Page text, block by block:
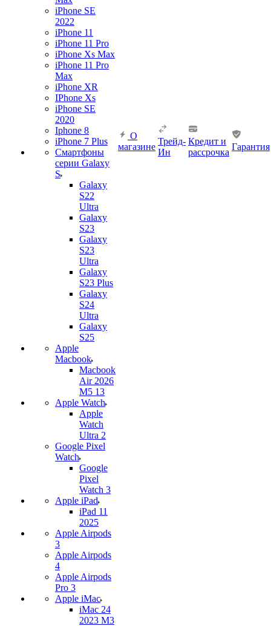
iPhone SE
2022
iPhone 11
iPhone 11 Pro
iPhone Xs Max
iPhone 11 Pro
Max
iPhone XR
IPhone Xs
iPhone SE
2020
Iphone 8
iPhone 7 Plus
Смартфоны
серии Galaxy
S
Galaxy
S22
Ultra
Galaxy
S23
Galaxy
S23
Ultra
Galaxy
S23 Plus
Galaxy
S24
Ultra
Galaxy
S25
Apple
Macbook
Macbook
Air 2026
M5 13
Apple Watch
Apple
Watch
Ultra 2
Google Pixel
Watch
Google
Pixel
Watch 3
Apple iPad
iPad 11
2025
Apple Airpods
3
Apple Airpods
4
Apple Airpods
Pro 3
Apple iMac
iMac 24
2023 M3
О
магазине
Трейд-
Ин
Кредит и
рассрочка
Гарантия